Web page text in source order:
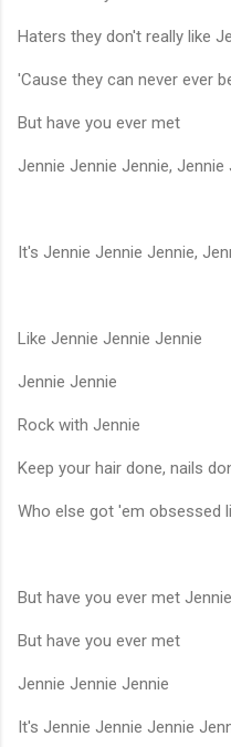
Haters they don't really like
'Cause they can never ever
But have you ever met
Jennie Jennie Jennie, Jennie
It's Jennie Jennie Jennie,
Like Jennie Jennie Jennie
Jennie Jennie
Rock with Jennie
Keep your hair done, nails
Who else got 'em obsessed
But have you ever met Jennie
But have you ever met
Jennie Jennie Jennie
It's Jennie Jennie Jennie